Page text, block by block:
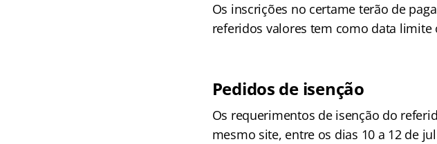
Os inscrições no certame terão de
referidos valores tem como data limite
Pedidos de isenção
Os requerimentos de isenção do
mesmo site, entre os dias 10 a 12 de